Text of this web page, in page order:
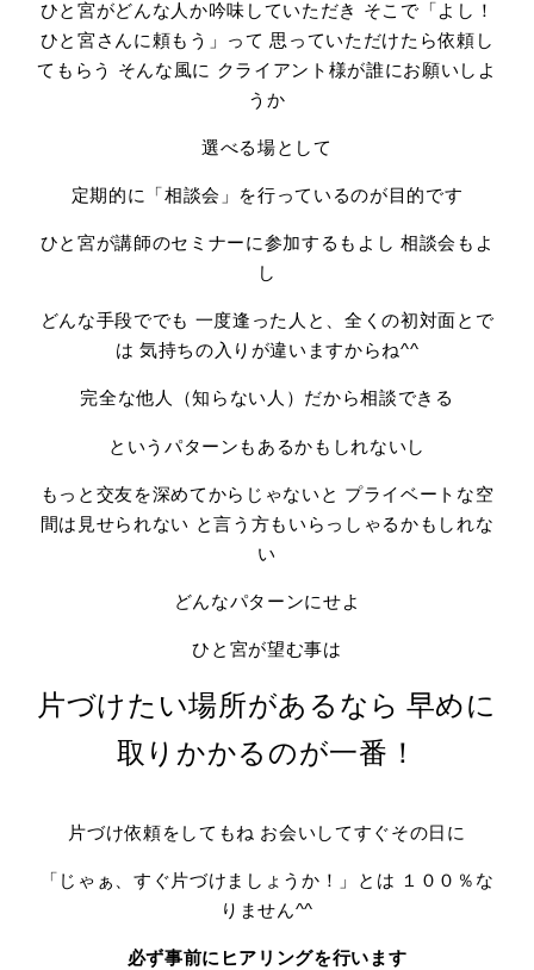
ひと宮がどんな人か吟味していただき そこで「よし！
ひと宮さんに頼もう」って 思っていただけたら依頼し
てもらう そんな風に クライアント様が誰にお願いしよ
うか
選べる場として
定期的に「相談会」を行っているのが目的です
ひと宮が講師のセミナーに参加するもよし 相談会もよ
し
どんな手段ででも 一度逢った人と、全くの初対面とで
は 気持ちの入りが違いますからね^^
完全な他人（知らない人）だから相談できる
というパターンもあるかもしれないし
もっと交友を深めてからじゃないと プライベートな空
間は見せられない と言う方もいらっしゃるかもしれな
い
どんなパターンにせよ
ひと宮が望む事は
片づけたい場所があるなら 早めに
取りかかるのが一番！
片づけ依頼をしてもね お会いしてすぐその日に
「じゃぁ、すぐ片づけましょうか！」とは １００％な
りません^^
必ず事前にヒアリングを行います